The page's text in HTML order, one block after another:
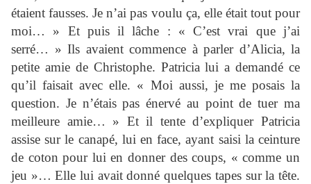
étaient fausses. Je n’ai pas voulu ça, elle était tout pour
moi… » Et puis il lâche : « C’est vrai que j’ai
serré… » Ils avaient commence à parler d’Alicia, la
petite amie de Christophe. Patricia lui a demandé ce
qu’il faisait avec elle. « Moi aussi, je me posais la
question. Je n’étais pas énervé au point de tuer ma
meilleure amie… » Et il tente d’expliquer Patricia
assise sur le canapé, lui en face, ayant saisi la ceinture
de coton pour lui en donner des coups, « comme un
jeu »… Elle lui avait donné quelques tapes sur la tête.